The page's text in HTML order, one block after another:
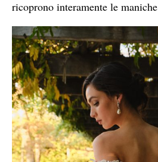
ricoprono interamente le